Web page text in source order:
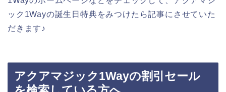
ック1Wayの誕生日特典をみつけたら記事にさせていた
だきます♪
アクアマジック1Wayの割引セール